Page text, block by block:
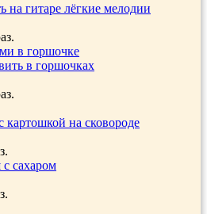
на гитаре лёгкие мелодии
в горшочках
картошкой на сковороде
с сахаром